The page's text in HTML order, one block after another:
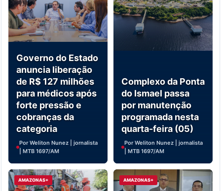
Governo do Estado
anuncia liberação
de R$ 127 milhões
para médicos após
forte pressão e
cobranças da
categoria
Por Weliton Nunez | jornalista
| MTB 1697/AM
Complexo da Ponta
do Ismael passa
por manutenção
programada nesta
quarta-feira (05)
Por Weliton Nunez | jornalista
| MTB 1697/AM
AMAZONAS+ AMAZONAS+